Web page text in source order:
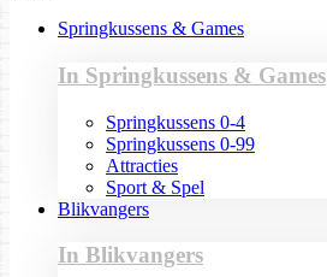
Springkussens & Games
In Springkussens & Games
Springkussens 0-4
Springkussens 0-99
Attracties
Sport & Spel
Blikvangers
In Blikvangers